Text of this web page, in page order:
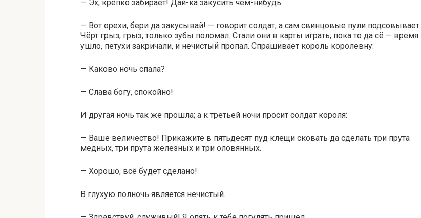
— Эх, крепко забирает! Дай-ка закусить чем-нибудь.
— Вот орехи, бери да закусывай! — говорит солдат, а сам свинцовые пули подсовывает.
Чёрт грыз, грыз, только зубы поломал. Стали они в карты играть; пока то да сё — время
ушло, петухи закричали, и нечистый пропал. Спрашивает король королевну:
— Каково ночь спала?
— Слава богу, спокойно!
И другая ночь так же прошла; а к третьей ночи просит солдат короля:
— Ваше величество! Прикажите в пятьдесят пуд клещи сковать да сделать три прута
медных, три прута железных и три оловянных.
— Хорошо, всё будет сделано!
В глухую полночь является нечистый.